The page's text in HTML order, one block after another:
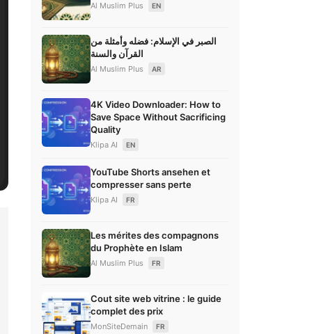
Al Muslim Plus EN
الصبر في الإسلام: فضله وأمثلة من
القرآن والسنة
Al Muslim Plus AR
4K Video Downloader: How to
Save Space Without Sacrificing
Quality
Klipa AI EN
YouTube Shorts ansehen et
compresser sans perte
Klipa AI FR
Les mérites des compagnons
du Prophète en Islam
Al Muslim Plus FR
Cout site web vitrine : le guide
complet des prix
MonSiteDemain FR